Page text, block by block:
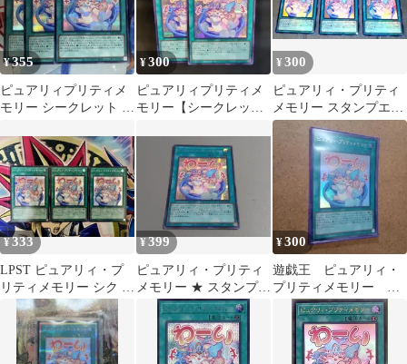
¥355
ピュアリィプリティメ
モリー シークレット 絵
¥300
ピュアリィプリティメ
モリー【シークレッ
¥300
ピュアリィ・プリティ
メモリー スタンプエデ
ィション ウルトラ 3枚
セット
¥333
LPST ピュアリィ・プ
リティメモリー シク 3
枚 ピュアリィプリティ
メモリー
¥399
ピュアリィ・プリティ
メモリー ★ スタンプエ
ディション シークレッ
トレア
¥300
遊戯王 ピュアリィ・
プリティメモリー
STAMP EDITION ウ
ルトラ